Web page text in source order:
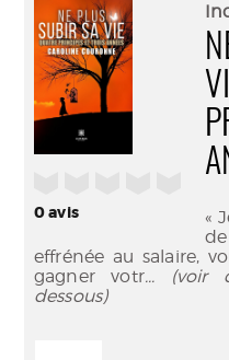
0avis
«
effrénée au salaire,
gagner votr... (voir
dessous)